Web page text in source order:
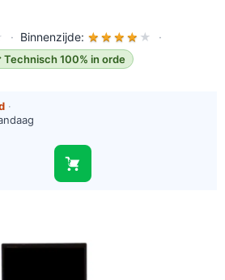
· Binnenzijde: ★ ★ ★ ★ ★
·
Technisch 100% in orde
·